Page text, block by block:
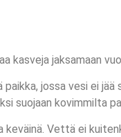
kasveja jaksamaan
jossa vesi ei
suojaan kovimmilta
Vettä ei